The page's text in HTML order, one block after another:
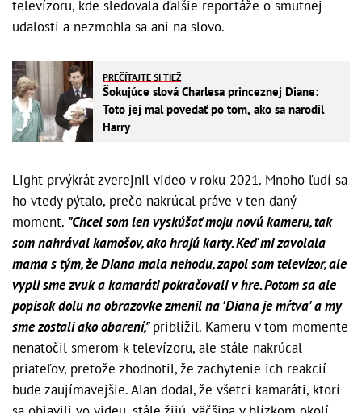
televízoru, kde sledovala ďalšie reportáže o smutnej
udalosti a nezmohla sa ani na slovo.
PREČÍTAJTE SI TIEŽ
Šokujúce slová Charlesa princeznej Diane:
Toto jej mal povedať po tom, ako sa narodil
Harry
Light prvýkrát zverejnil video v roku 2021. Mnoho ľudí sa
ho vtedy pýtalo, prečo nakrúcal práve v ten daný
moment. "Chcel som len vyskúšať moju novú kameru, tak
som nahrával kamošov, ako hrajú karty. Keď mi zavolala
mama s tým, že Diana mala nehodu, zapol som televízor, ale
vypli sme zvuk a kamaráti pokračovali v hre. Potom sa ale
popisok dolu na obrazovke zmenil na 'Diana je mŕtva' a my
sme zostali ako obarení,"priblížil. Kameru v tom momente
nenatočil smerom k televízoru, ale stále nakrúcal
priateľov, pretože zhodnotil, že zachytenie ich reakcií
bude zaujímavejšie. Alan dodal, že všetci kamaráti, ktorí